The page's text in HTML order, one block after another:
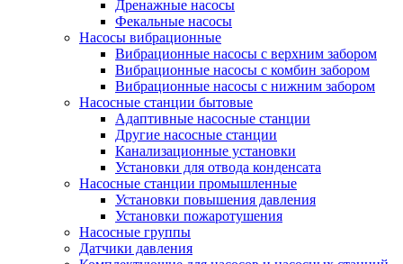
Дренажные насосы
Фекальные насосы
Насосы вибрационные
Вибрационные насосы с верхним забором
Вибрационные насосы с комбин забором
Вибрационные насосы с нижним забором
Насосные станции бытовые
Адаптивные насосные станции
Другие насосные станции
Канализационные установки
Установки для отвода конденсата
Насосные станции промышленные
Установки повышения давления
Установки пожаротушения
Насосные группы
Датчики давления